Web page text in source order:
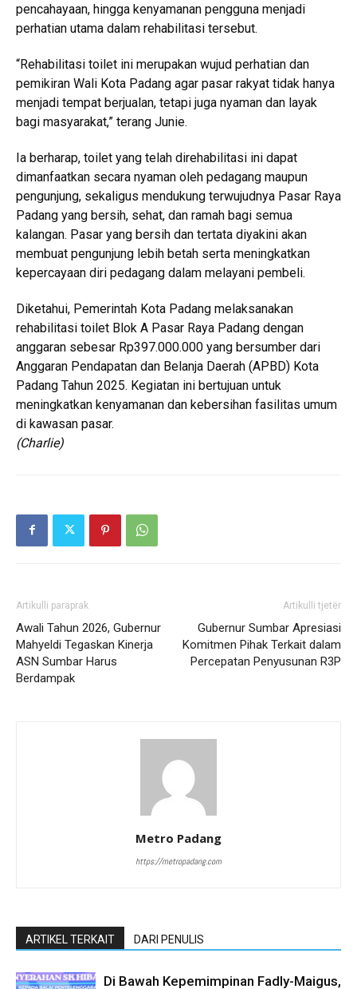
pencahayaan, hingga kenyamanan pengguna menjadi
perhatian utama dalam rehabilitasi tersebut.
“Rehabilitasi toilet ini merupakan wujud perhatian dan
pemikiran Wali Kota Padang agar pasar rakyat tidak hanya
menjadi tempat berjualan, tetapi juga nyaman dan layak
bagi masyarakat,” terang Junie.
Ia berharap, toilet yang telah direhabilitasi ini dapat
dimanfaatkan secara nyaman oleh pedagang maupun
pengunjung, sekaligus mendukung terwujudnya Pasar Raya
Padang yang bersih, sehat, dan ramah bagi semua
kalangan. Pasar yang bersih dan tertata diyakini akan
membuat pengunjung lebih betah serta meningkatkan
kepercayaan diri pedagang dalam melayani pembeli.
Diketahui, Pemerintah Kota Padang melaksanakan
rehabilitasi toilet Blok A Pasar Raya Padang dengan
anggaran sebesar Rp397.000.000 yang bersumber dari
Anggaran Pendapatan dan Belanja Daerah (APBD) Kota
Padang Tahun 2025. Kegiatan ini bertujuan untuk
meningkatkan kenyamanan dan kebersihan fasilitas umum
di kawasan pasar.
(Charlie)
Artikulli paraprak
Awali Tahun 2026, Gubernur
Mahyeldi Tegaskan Kinerja
ASN Sumbar Harus
Berdampak
Artikulli tjetër
Gubernur Sumbar Apresiasi
Komitmen Pihak Terkait dalam
Percepatan Penyusunan R3P
Metro Padang
https://metropadang.com
ARTIKEL TERKAIT DARI PENULIS
Di Bawah Kepemimpinan Fadly-Maigus,